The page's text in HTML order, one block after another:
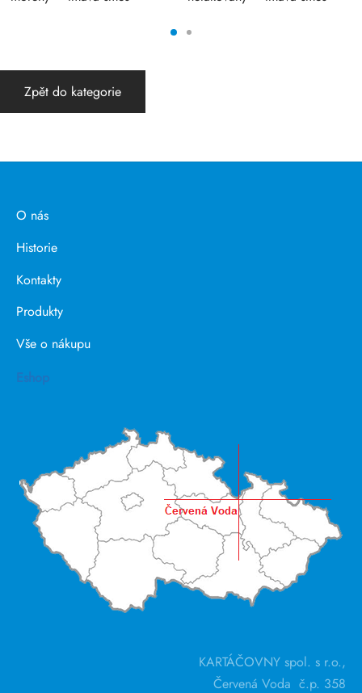
Zpět do kategorie
O nás
Historie
Kontakty
Produkty
Vše o nákupu
Eshop
KARTÁČOVNY spol. s r.o.,
Červená Voda č.p. 358